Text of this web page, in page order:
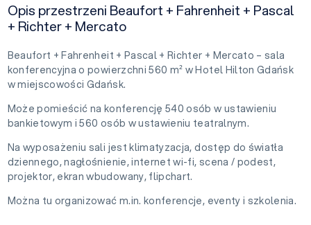
Opis przestrzeni Beaufort + Fahrenheit + Pascal
+ Richter + Mercato
Beaufort + Fahrenheit + Pascal + Richter + Mercato – sala
konferencyjna o powierzchni 560 m² w Hotel Hilton Gdańsk
w miejscowości Gdańsk.
Może pomieścić na konferencję 540 osób w ustawieniu
bankietowym i 560 osób w ustawieniu teatralnym.
Na wyposażeniu sali jest klimatyzacja, dostęp do światła
dziennego, nagłośnienie, internet wi-fi, scena / podest,
projektor, ekran wbudowany, flipchart.
Można tu organizować m.in. konferencje, eventy i szkolenia.